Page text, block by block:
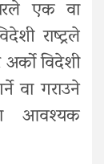
एक वा
राष्ट्रले
विदेशी
वा गराउने
आवश्यक